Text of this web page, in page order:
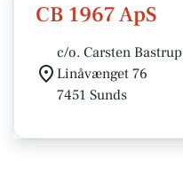
CB 1967 ApS
c/o. Carsten Bastrup
Linåvænget 76
7451 Sunds